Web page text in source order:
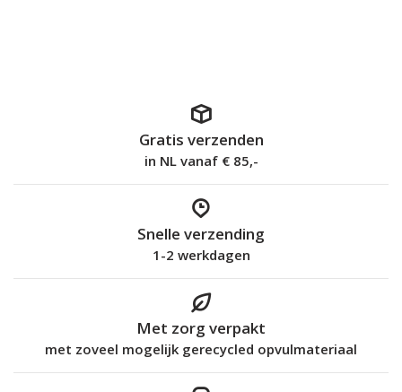
Gratis verzenden
in NL vanaf € 85,-
Snelle verzending
1-2 werkdagen
Met zorg verpakt
met zoveel mogelijk gerecycled opvulmateriaal